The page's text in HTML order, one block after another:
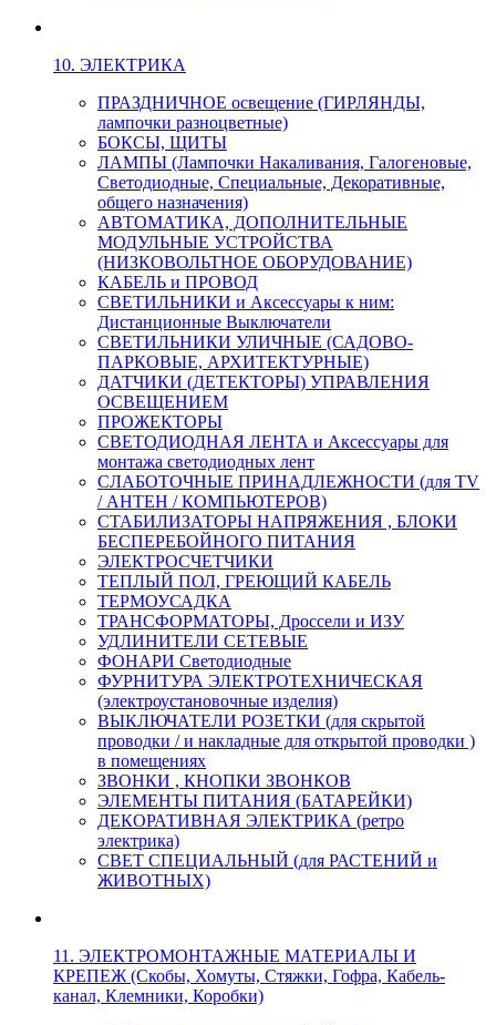
10. ЭЛЕКТРИКА
ПРАЗДНИЧНОЕ освещение (ГИРЛЯНДЫ,
лампочки разноцветные)
БОКСЫ, ЩИТЫ
ЛАМПЫ (Лампочки Накаливания, Галогеновые,
Светодиодные, Специальные, Декоративные,
общего назначения)
АВТОМАТИКА, ДОПОЛНИТЕЛЬНЫЕ
МОДУЛЬНЫЕ УСТРОЙСТВА
(НИЗКОВОЛЬТНОЕ ОБОРУДОВАНИЕ)
КАБЕЛЬ и ПРОВОД
СВЕТИЛЬНИКИ и Аксессуары к ним:
Дистанционные Выключатели
СВЕТИЛЬНИКИ УЛИЧНЫЕ (САДОВО-
ПАРКОВЫЕ, АРХИТЕКТУРНЫЕ)
ДАТЧИКИ (ДЕТЕКТОРЫ) УПРАВЛЕНИЯ
ОСВЕЩЕНИЕМ
ПРОЖЕКТОРЫ
СВЕТОДИОДНАЯ ЛЕНТА и Аксессуары для
монтажа светодиодных лент
СЛАБОТОЧНЫЕ ПРИНАДЛЕЖНОСТИ (для TV
/ АНТЕН / КОМПЬЮТЕРОВ)
СТАБИЛИЗАТОРЫ НАПРЯЖЕНИЯ , БЛОКИ
БЕСПЕРЕБОЙНОГО ПИТАНИЯ
ЭЛЕКТРОСЧЕТЧИКИ
ТЕПЛЫЙ ПОЛ, ГРЕЮЩИЙ КАБЕЛЬ
ТЕРМОУСАДКА
ТРАНСФОРМАТОРЫ, Дроссели и ИЗУ
УДЛИНИТЕЛИ СЕТЕВЫЕ
ФОНАРИ Светодиодные
ФУРНИТУРА ЭЛЕКТРОТЕХНИЧЕСКАЯ
(электроустановочные изделия)
ВЫКЛЮЧАТЕЛИ РОЗЕТКИ (для скрытой
проводки / и накладные для открытой проводки )
в помещениях
ЗВОНКИ , КНОПКИ ЗВОНКОВ
ЭЛЕМЕНТЫ ПИТАНИЯ (БАТАРЕЙКИ)
ДЕКОРАТИВНАЯ ЭЛЕКТРИКА (ретро
электрика)
СВЕТ СПЕЦИАЛЬНЫЙ (для РАСТЕНИЙ и
ЖИВОТНЫХ)
11. ЭЛЕКТРОМОНТАЖНЫЕ МАТЕРИАЛЫ И
КРЕПЕЖ (Скобы, Хомуты, Стяжки, Гофра, Кабель-
канал, Клемники, Коробки)